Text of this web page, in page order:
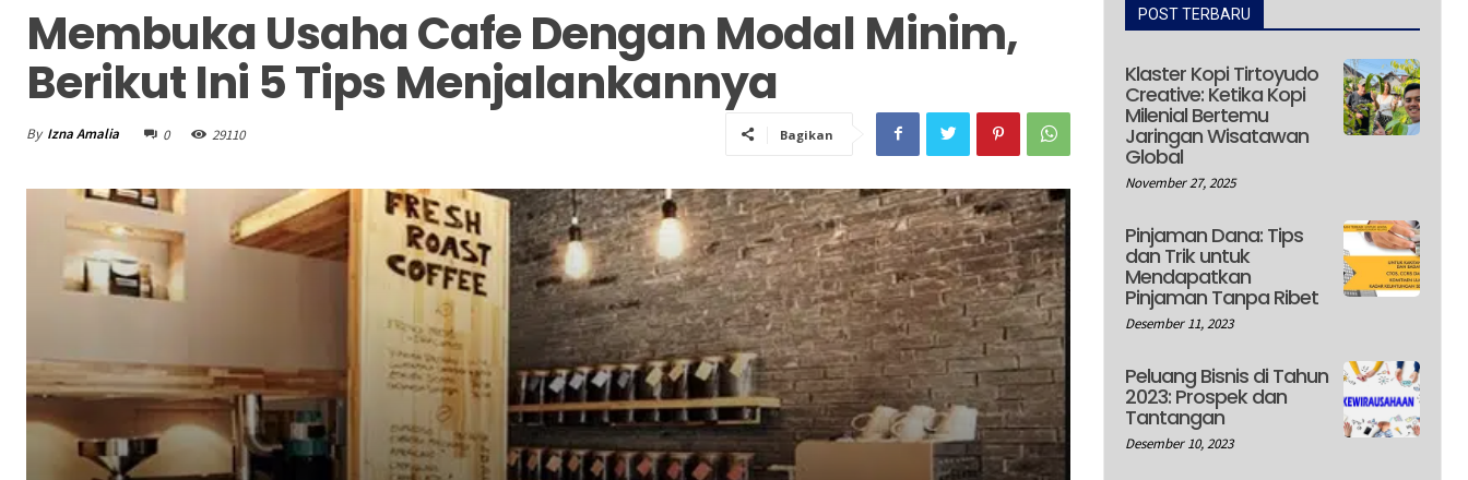
Membuka Usaha Cafe Dengan Modal Minim,
Berikut Ini 5 Tips Menjalankannya
By Izna Amalia 0 29110 Bagikan
POST TERBARU
Klaster Kopi Tirtoyudo
Creative: Ketika Kopi
Milenial Bertemu
Jaringan Wisatawan
Global
November 27, 2025
Pinjaman Dana: Tips
dan Trik untuk
Mendapatkan
Pinjaman Tanpa Ribet
Desember 11, 2023
Peluang Bisnis di Tahun
2023: Prospek dan
Tantangan
Desember 10, 2023